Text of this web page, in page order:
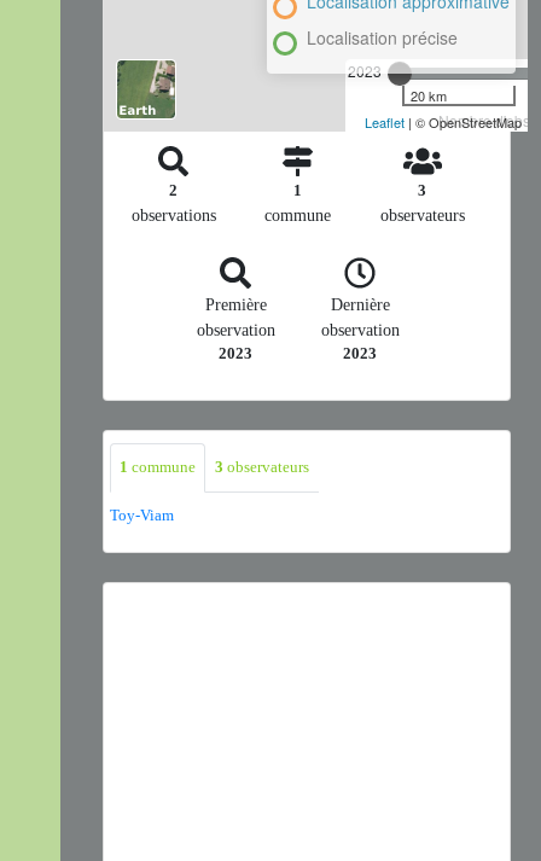
2023
Nombre
Localisation précise
20 km
Leaflet | © OpenStreetMap
2
observations
1
commune
3
observateurs
Première
observation
2023
Dernière
observation
2023
1 commune 3 observateurs
Toy-Viam